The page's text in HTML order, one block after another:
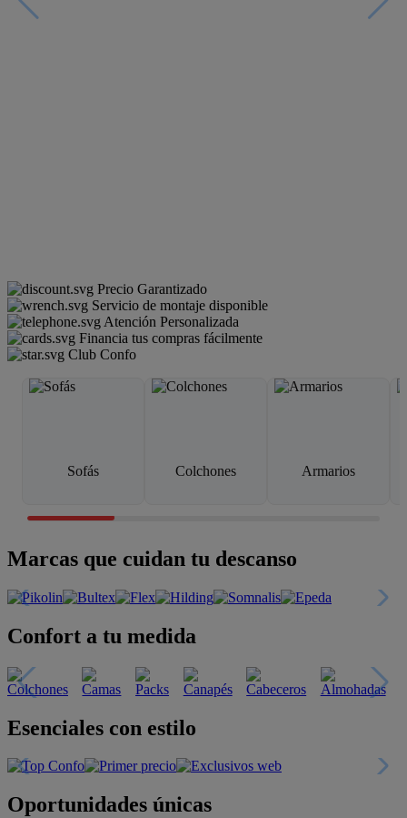
Precio Garantizado
Servicio de montaje disponible
Atención Personalizada
Financia tus compras fácilmente
Club Confo
Sofás Colchones Armarios
Marcas que cuidan tu descanso
Confort a tu medida
Esenciales con estilo
Oportunidades únicas